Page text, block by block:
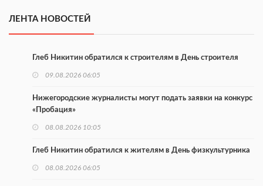
ЛЕНТА НОВОСТЕЙ
Глеб Никитин обратился к строителям в День строителя
09.08.2026 06:05
Нижегородские журналисты могут подать заявки на конкурс
«Пробация»
08.08.2026 10:05
Глеб Никитин обратился к жителям в День физкультурника
08.08.2026 06:05